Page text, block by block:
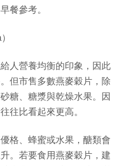
餐參考。
人營養均衡的印象，因此
但市售多數燕麥穀片，除
糖、糖漿與乾燥水果。因
往比看起來更高。
格、蜂蜜或水果，醣類會
。若要食用燕麥穀片，建